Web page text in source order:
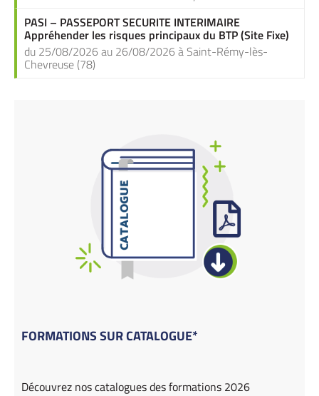
PASI – PASSEPORT SECURITE INTERIMAIRE
Appréhender les risques principaux du BTP (Site Fixe)
du 25/08/2026 au 26/08/2026 à Saint-Rémy-lès-
Chevreuse (78)
FORMATIONS SUR CATALOGUE*
Découvrez nos catalogues des formations 2026